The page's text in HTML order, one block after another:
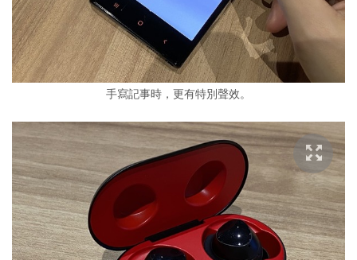
手寫記事時，更有特別聲效。